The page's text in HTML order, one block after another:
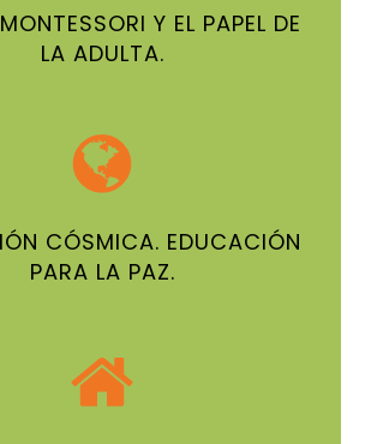
Y EL PAPEL DE
LA ADULTA.
CÓSMICA. EDUCACIÓN
PARA LA PAZ.